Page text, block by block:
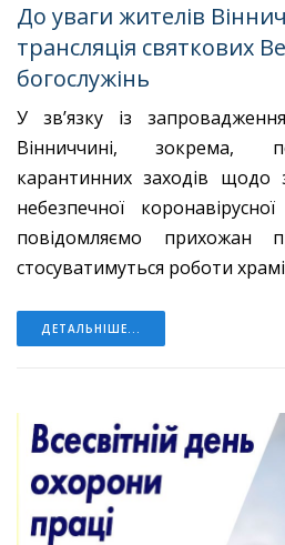
До уваги жителів
трансляція святкових
богослужінь
У зв’язку із
Вінниччині, зокрема,
карантинних заходів щодо
небезпечної
повідомляємо
стосуватимуться роботи
ДЕТАЛЬНІШЕ...